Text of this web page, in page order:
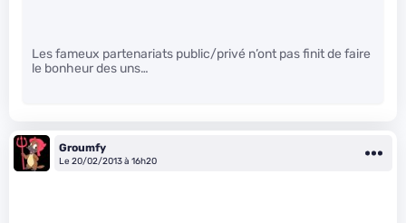
Les fameux partenariats public/privé n’ont pas finit de faire
le bonheur des uns…
Groumfy
Le 20/02/2013 à 16h20